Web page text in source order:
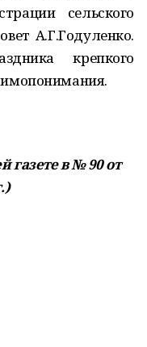
сельского
А.Г.Годуленко.
крепкого
газете в № 90 от